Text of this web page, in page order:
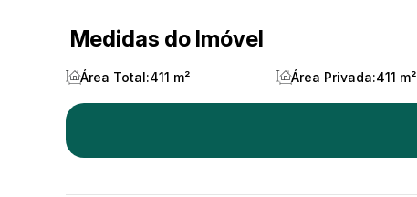
Medidas do Imóvel
Área Total:411 m² Área Privada:411 m²